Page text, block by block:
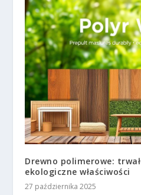
Drewno polimerowe:
ekologiczne właściwości
27 października 2025